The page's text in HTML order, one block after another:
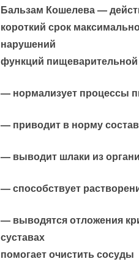
Бальзам Кошелева —
короткий срок
нарушений
функций
— нормализует процессы
— приводит в норму
— выводит шлаки из
— способствует
— выводятся отложения
суставах
помогает очистить сосуды